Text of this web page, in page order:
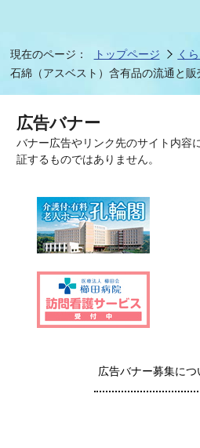
現在のページ： トップページ く
石綿（アスベスト）含有品の流通と
広告バナー
バナー広告やリンク先のサイト内容
証するものではありません。
広告バナー募集につ